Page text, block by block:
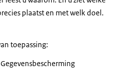
plaatst en met welk doel.
toepassing: